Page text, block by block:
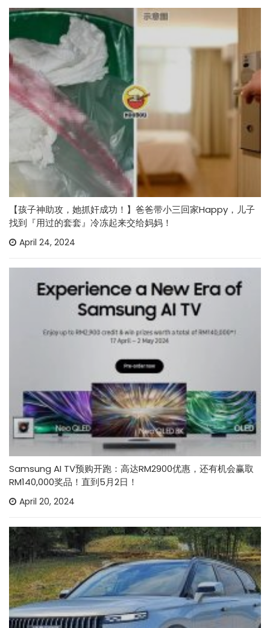
【孩子神助攻，她抓奸成功！】爸爸带小三回家Happy，儿子
找到『用过的套套』冷冻起来交给妈妈！
April 24, 2024
Samsung AI TV预购开跑：高达RM2900优惠，还有机会赢取
RM140,000奖品！直到5月2日！
April 20, 2024